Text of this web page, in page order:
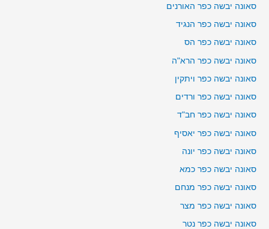
סאונה יבשה כפר האורנים
סאונה יבשה כפר הנגיד
סאונה יבשה כפר הס
סאונה יבשה כפר הרא"ה
סאונה יבשה כפר ויתקין
סאונה יבשה כפר ורדים
סאונה יבשה כפר חב"ד
סאונה יבשה כפר יאסיף
סאונה יבשה כפר יונה
סאונה יבשה כפר כמא
סאונה יבשה כפר מנחם
סאונה יבשה כפר מצר
סאונה יבשה כפר נטר